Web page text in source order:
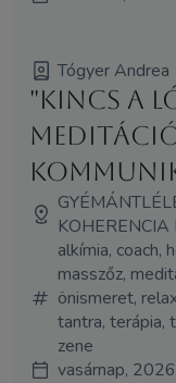
Tógyer Andrea
"Kincs a
meditáció
KOHERENCIA
alkímia, coach,
masszőz,
önismeret,
tantra, terápia,
zene
vasárnap,